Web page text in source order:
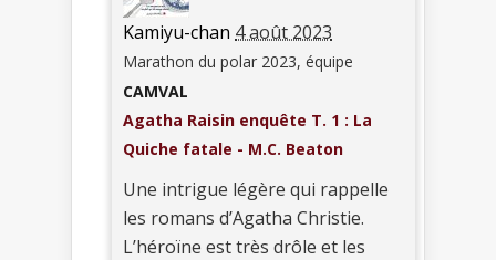
Kamiyu-chan 4 août 2023
Marathon du polar 2023, équipe
CAMVAL
Agatha Raisin enquête T. 1 : La
Quiche fatale - M.C. Beaton
Une intrigue légère qui rappelle
les romans d’Agatha Christie.
L’héroïne est très drôle et les